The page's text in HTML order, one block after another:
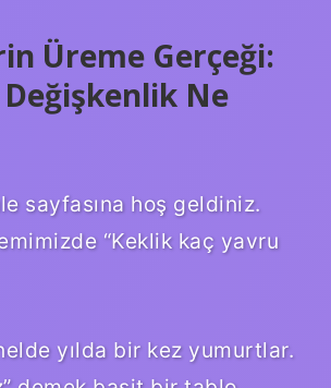
Üreme Gerçeği:
Değişkenlik Ne
sayfasına hoş geldiniz.
“Keklik kaç yavru
yılda bir kez yumurtlar.